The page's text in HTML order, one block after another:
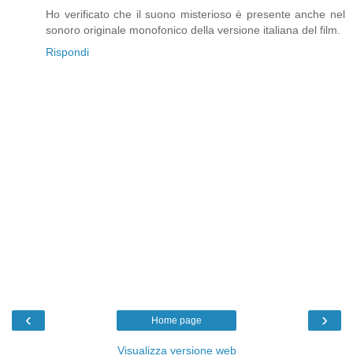
Ho verificato che il suono misterioso è presente anche nel
sonoro originale monofonico della versione italiana del film.
Rispondi
‹ ›
Home page
Visualizza versione web